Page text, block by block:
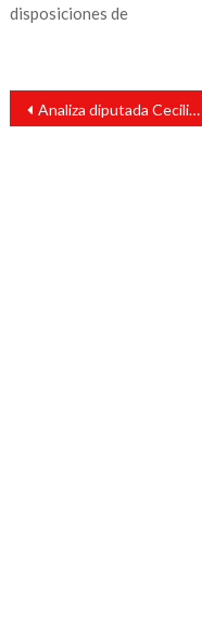
disposiciones de
Navegación
entradas
Analiza diputada Cecilia Guevara contenido del III Informe de Gobierno